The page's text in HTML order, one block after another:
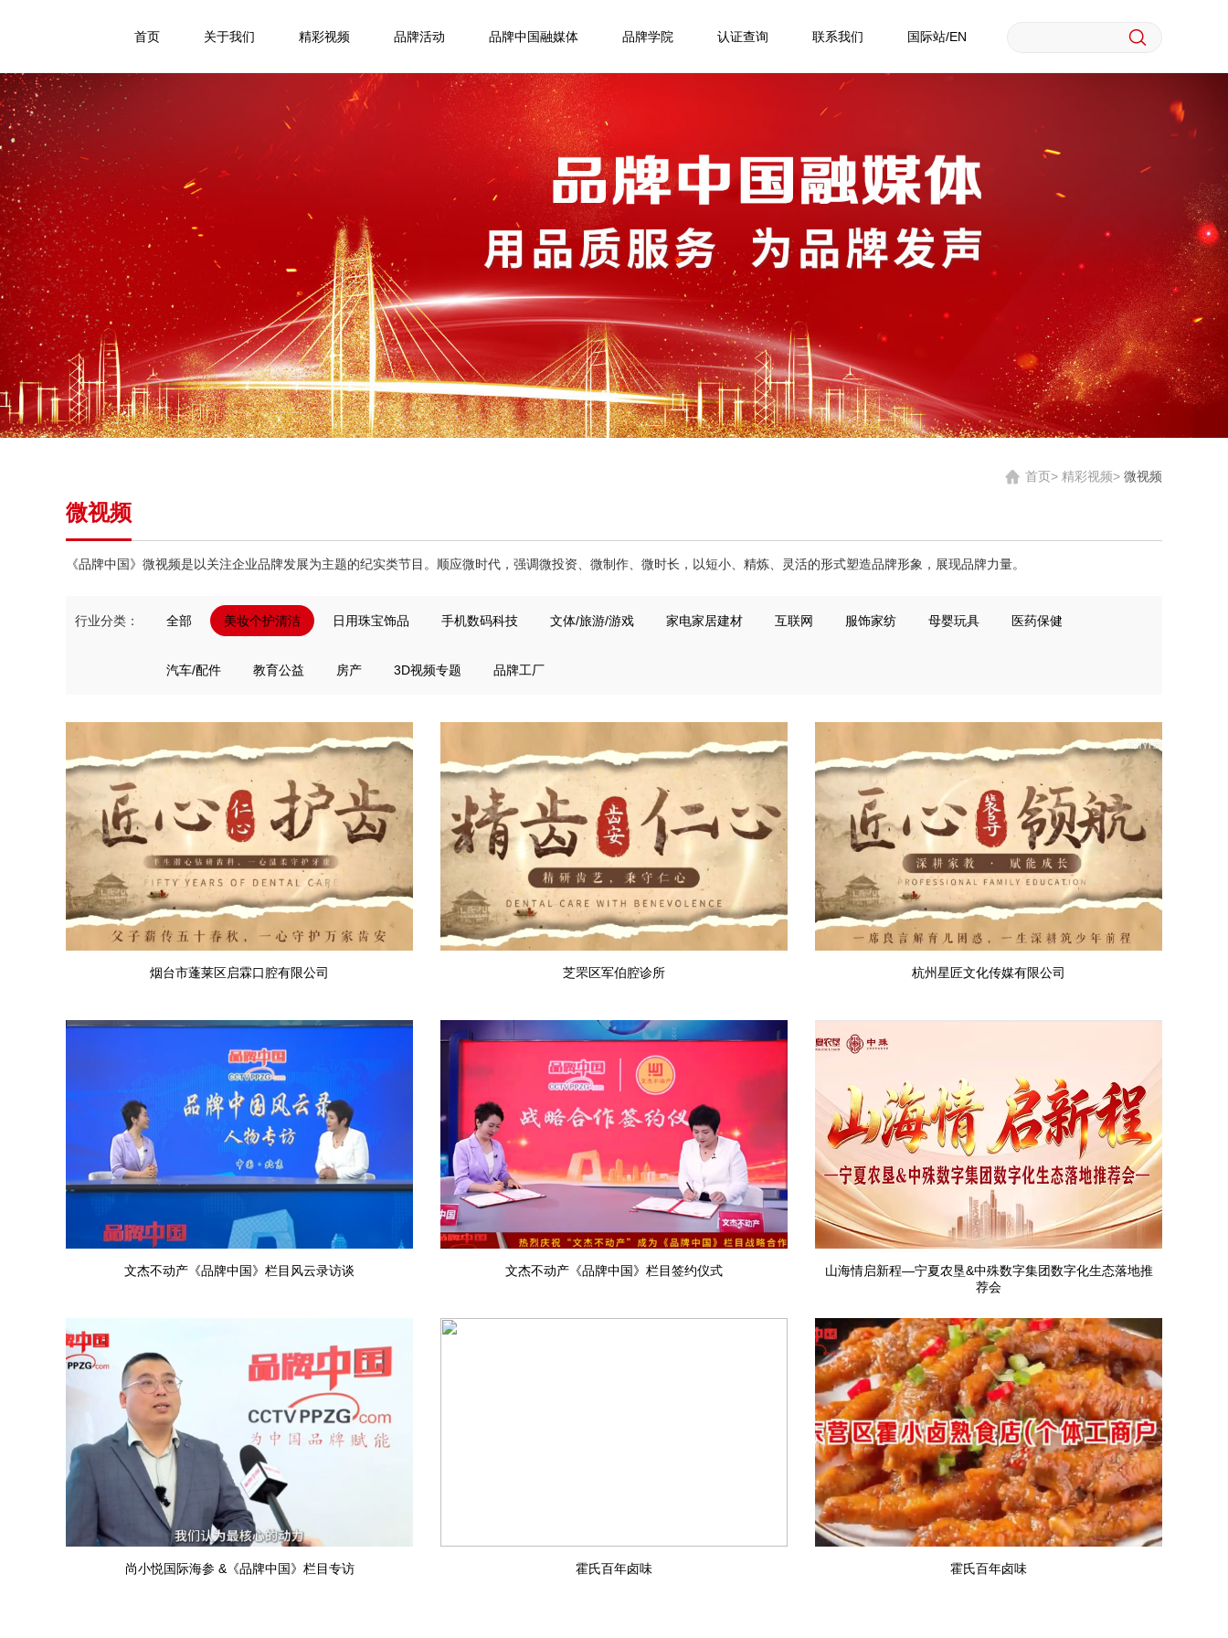
首页 关于我们 精彩视频 品牌活动 品牌中国融媒体 品牌学院 认证查询 联系我们 国际站/EN
首页> 精彩视频> 微视频
微视频
《品牌中国》微视频是以关注企业品牌发展为主题的纪实类节目。顺应微时代，强调微投资、微制作、微时长，以短小、精炼、灵活的形式塑造品牌形象，展现品牌力量。
行业分类： 全部 美妆个护清洁 日用珠宝饰品 手机数码科技 文体/旅游/游戏 家电家居建材 互联网 服饰家纺 母婴玩具 医药保健
汽车/配件 教育公益 房产 3D视频专题 品牌工厂
烟台市蓬莱区启霖口腔有限公司 芝罘区军伯腔诊所 杭州星匠文化传媒有限公司
文杰不动产《品牌中国》栏目风云录访谈 文杰不动产《品牌中国》栏目签约仪式
山海情启新程—宁夏农垦&中殊数字集团数字化生态落地推
荐会
尚小悦国际海参 &《品牌中国》栏目专访 霍氏百年卤味 霍氏百年卤味